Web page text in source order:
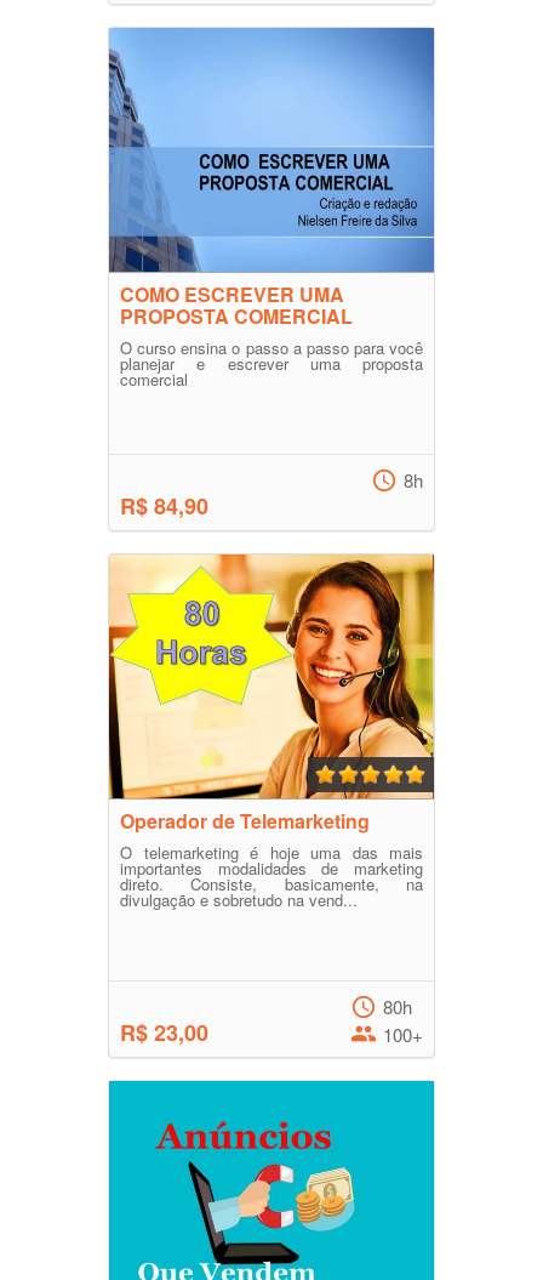
COMO ESCREVER UMA
PROPOSTA COMERCIAL
O curso ensina o passo a passo para você
planejar e escrever uma proposta
comercial
R$ 84,90
8h
Operador de Telemarketing
O telemarketing é hoje uma das mais
importantes modalidades de marketing
direto. Consiste, basicamente, na
divulgação e sobretudo na vend...
R$ 23,00
80h
100+